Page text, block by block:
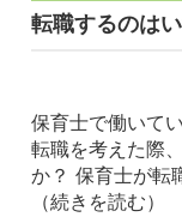
転職するのは
保育士で働いて
転職を考えた際
か？ 保育士が転
（続きを読む）